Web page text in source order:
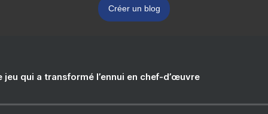
Créer un blog
jeu qui a transformé l’ennui en chef-d’œuvre